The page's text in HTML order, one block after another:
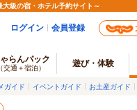
級の宿・ホテル予約サイト～
ログイン 会員登録
らんパック
（交通＋宿泊） 遊び・体験
ガイド イベントガイド お土産ガイド